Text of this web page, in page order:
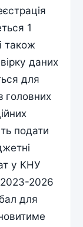
1
також
даних
для
головних
подати
у КНУ
2026
для